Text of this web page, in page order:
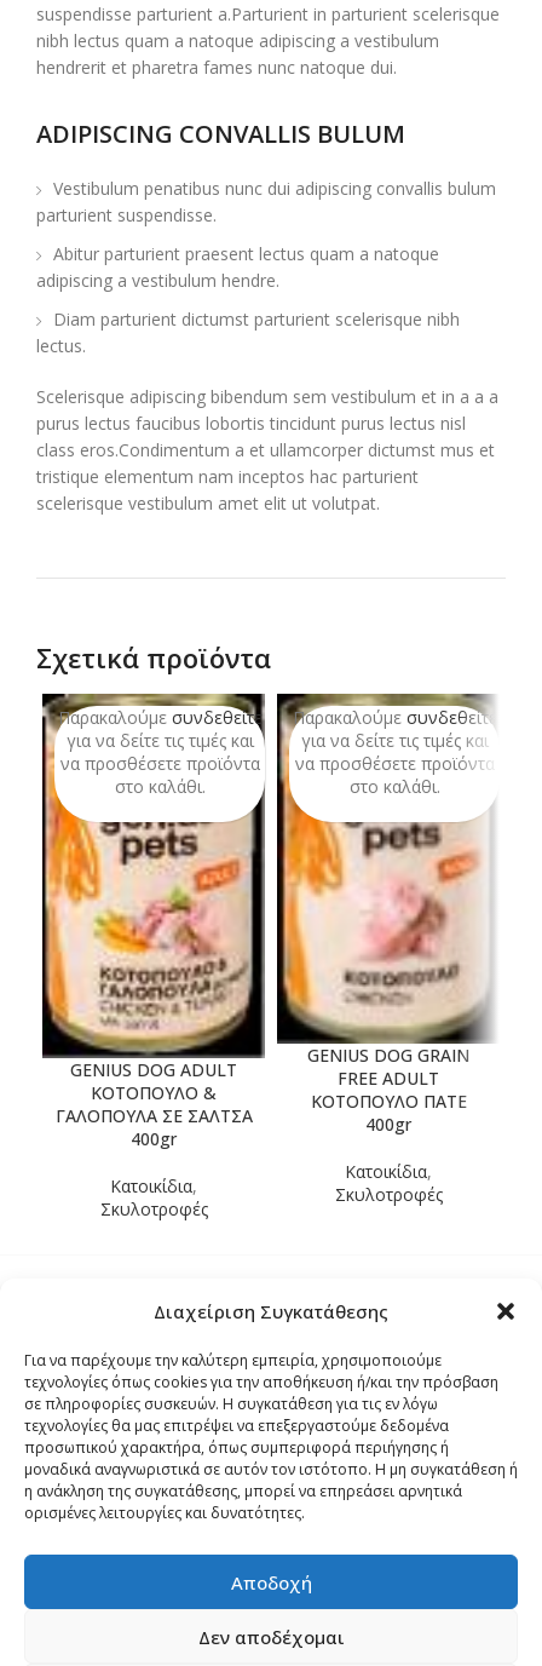
Διαχείριση Συγκατάθεσης
Για να παρέχουμε την καλύτερη εμπειρία, χρησιμοποιούμε
τεχνολογίες όπως cookies για την αποθήκευση ή/και την πρόσβαση
σε πληροφορίες συσκευών. Η συγκατάθεση για τις εν λόγω
τεχνολογίες θα μας επιτρέψει να επεξεργαστούμε δεδομένα
προσωπικού χαρακτήρα, όπως συμπεριφορά περιήγησης ή
μοναδικά αναγνωριστικά σε αυτόν τον ιστότοπο. Η μη συγκατάθεση ή
η ανάκληση της συγκατάθεσης, μπορεί να επηρεάσει αρνητικά
ορισμένες λειτουργίες και δυνατότητες.
Αποδοχή
Δεν αποδέχομαι
suspendisse parturient a.Parturient in parturient scelerisque
nibh lectus quam a natoque adipiscing a vestibulum
hendrerit et pharetra fames nunc natoque dui.
ADIPISCING CONVALLIS BULUM
Vestibulum penatibus nunc dui adipiscing convallis bulum
parturient suspendisse.
Abitur parturient praesent lectus quam a natoque
adipiscing a vestibulum hendre.
Diam parturient dictumst parturient scelerisque nibh
lectus.
Scelerisque adipiscing bibendum sem vestibulum et in a a a
purus lectus faucibus lobortis tincidunt purus lectus nisl
class eros.Condimentum a et ullamcorper dictumst mus et
tristique elementum nam inceptos hac parturient
scelerisque vestibulum amet elit ut volutpat.
Σχετικά προϊόντα
GENIUS DOG ADULT
ΚΟΤΟΠΟΥΛΟ &
ΓΑΛΟΠΟΥΛΑ ΣΕ ΣΑΛΤΣΑ
400gr
Κατοικίδια,
Σκυλοτροφές
Παρακαλούμε συνδεθείτε
για να δείτε τις τιμές και
να προσθέσετε προϊόντα
στο καλάθι.
GENIUS DOG GRAIN
FREE ADULT
ΚΟΤΟΠΟΥΛΟ ΠΑΤΕ
400gr
Κατοικίδια,
Σκυλοτροφές
Παρακαλούμε συνδεθείτε
για να δείτε τις τιμές και
να προσθέσετε προϊόντα
στο καλάθι.
Τρόποι Αποστολής
Τρόποι Αγοράς – Πληρωμής – Επιστρόφης
Όροι και Προϋποθέσεις
Δήλωση Απορρήτου